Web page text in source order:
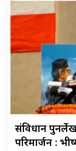
संविधान
परिमार्जन :